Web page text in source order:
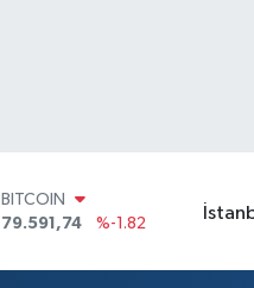
79.591,74
DOLAR